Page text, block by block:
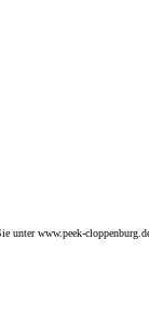
unter www.peek-